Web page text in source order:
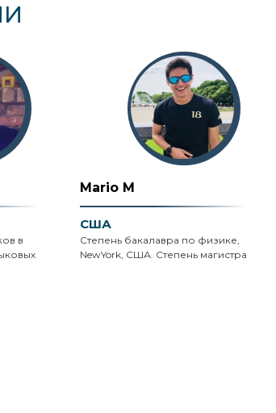
в
Mario M
США
Степень бакалавра по физике,
NewYork, США. Степень магистра